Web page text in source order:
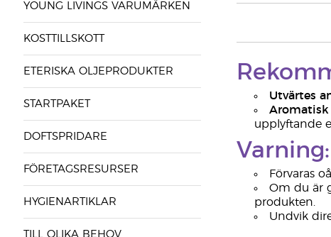
YOUNG LIVINGS VARUMÄRKEN
KOSTTILLSKOTT
ETERISKA OLJEPRODUKTER
STARTPAKET
DOFTSPRIDARE
FÖRETAGSRESURSER
HYGIENARTIKLAR
TILL OLIKA BEHOV
Utvärtes
Aromatisk
upplyftande
Varning:
Förvaras
Om du är
produkten.
Undvik